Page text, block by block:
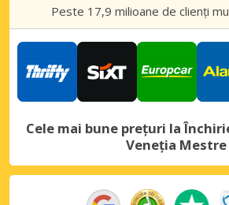
Peste 17,9 milioane de clienți
Cele mai bune prețuri la
Veneția Mestre